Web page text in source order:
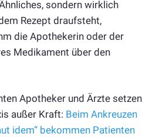
sondern wirklich
Rezept draufsteht,
die Apothekerin oder der
Medikament über den
Apotheker und Ärzte setzen
außer Kraft: Beim Ankreuzen
idem“ bekommen Patienten